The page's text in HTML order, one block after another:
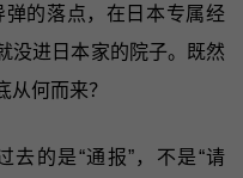
的落点，在日本专属经
没进日本家的院子。既然
何而来？
的是“通报”，不是“请